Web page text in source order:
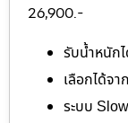
26,900.-
รับน้ำหนัก
เลือกได้จ
ระบบ